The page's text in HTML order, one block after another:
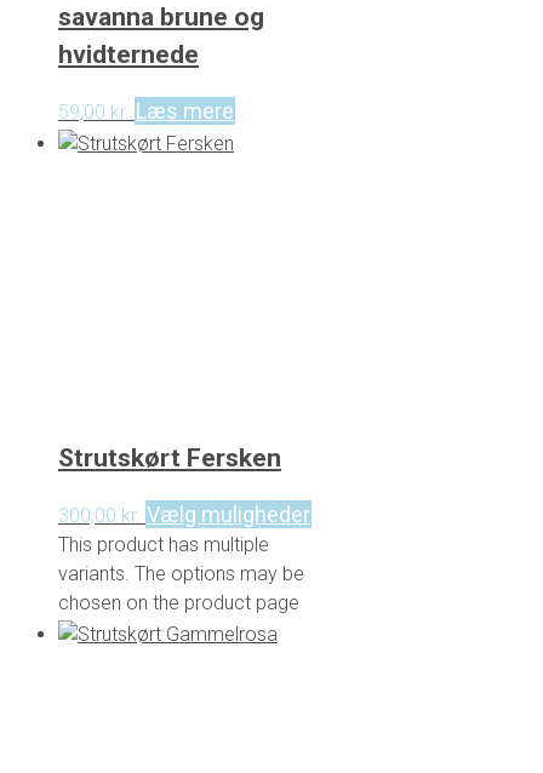
savanna brune og
hvidternede
59,00 kr. Læs mere
Strutskørt Fersken
300,00 kr. Vælg muligheder
This product has multiple
variants. The options may be
chosen on the product page